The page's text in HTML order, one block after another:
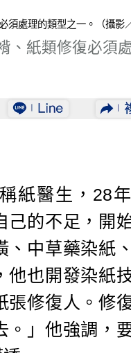
、紙類修復必須
紙醫生，28
己的不足，開
中草藥染紙
他也開發染紙
張修復人。修
。」他強調，